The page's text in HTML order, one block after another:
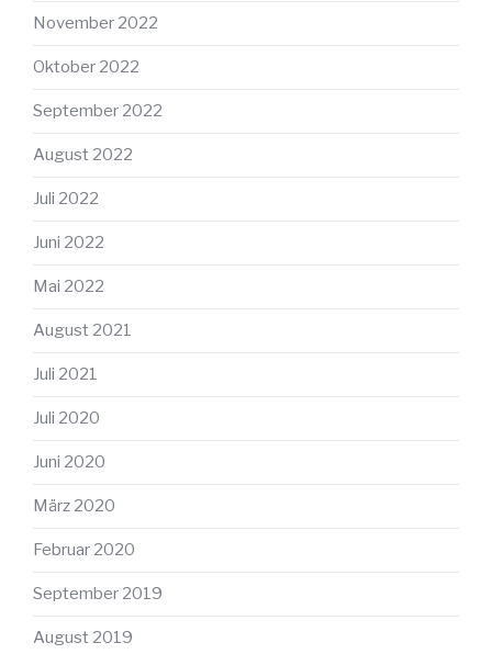
November 2022
Oktober 2022
September 2022
August 2022
Juli 2022
Juni 2022
Mai 2022
August 2021
Juli 2021
Juli 2020
Juni 2020
März 2020
Februar 2020
September 2019
August 2019